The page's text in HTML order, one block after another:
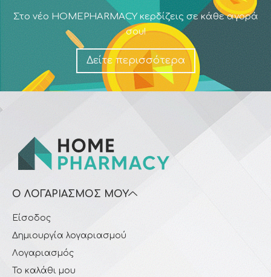
Στο νέο HOMEPHARMACY κερδίζεις σε κάθε αγορά
σου!
Δείτε περισσότερα
Ο ΛΟΓΑΡΙΑΣΜΌΣ ΜΟΥ
Είσοδος
Δημιουργία λογαριασμού
Λογαριασμός
Το καλάθι μου